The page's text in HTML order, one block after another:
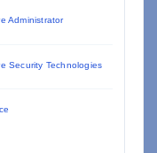
Administrator
Security Technologies